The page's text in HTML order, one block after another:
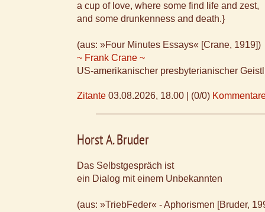
a cup of love, where some find life and zest,
and some drunkenness and death.}
(aus: »Four Minutes Essays« [Crane, 1919])
~ Frank Crane ~
US-amerikanischer presbyterianischer
Zitante 03.08.2026, 18.00 (0/0)
Horst A. Bruder
Das Selbstgespräch ist
ein Dialog mit einem Unbekannten
(aus: »TriebFeder« - Aphorismen [Bruder,